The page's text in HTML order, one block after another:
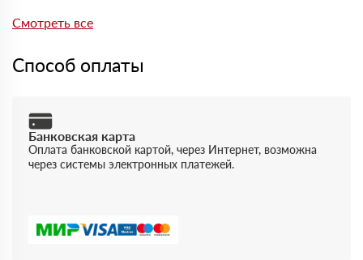
отгрузке можно получить документы, подтверждающие
Смотреть все
Способ оплаты
Банковская карта
Оплата банковской картой, через Интернет, возможна
через системы электронных платежей.